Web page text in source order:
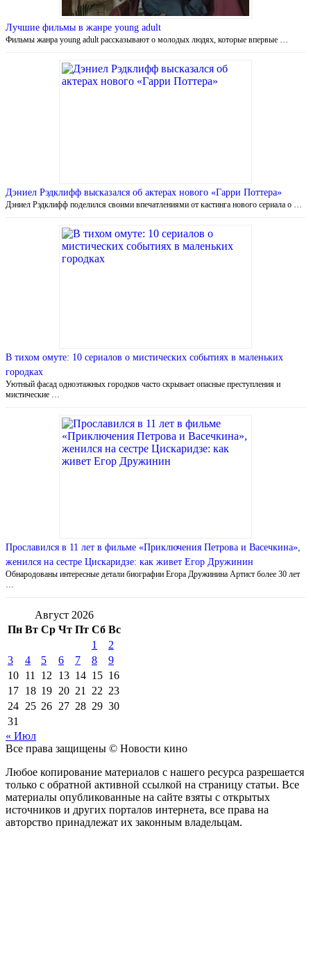
Лучшие фильмы в жанре young adult
Фильмы жанра young adult рассказывают о молодых людях, которые впервые …
Дэниел Рэдклифф высказался об актерах нового «Гарри Поттера»
Дэниел Рэдклифф поделился своими впечатлениями от кастинга нового сериала о …
В тихом омуте: 10 сериалов о мистических событиях в маленьких
городках
Уютный фасад одноэтажных городков часто скрывает опасные преступления и
мистические …
Прославился в 11 лет в фильме «Приключения Петрова и Васечкина»,
женился на сестре Цискаридзе: как живет Егор Дружинин
Обнародованы интересные детали биографии Егора Дружинина Артист более 30 лет
Август 2026
Пн Вт Ср Чт Пт Сб Вс
1
2
3
4 5 6 7 8
9
10 11 12 13 14 15 16
17 18 19 20 21 22 23
24 25 26 27 28 29 30
31
« Июл
Все права защищены © Новости кино
Любое копирование материалов с нашего ресурса разрешается
только с обратной активной ссылкой на страницу статьи. Все
материалы опубликованные на сайте взяты с открытых
источников и других порталов интернета, все права на
авторство принадлежат их законным владельцам.